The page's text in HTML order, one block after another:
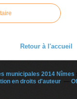
Retour à l'accueil
municipales 2014 Nîmes
en droits d'auteur